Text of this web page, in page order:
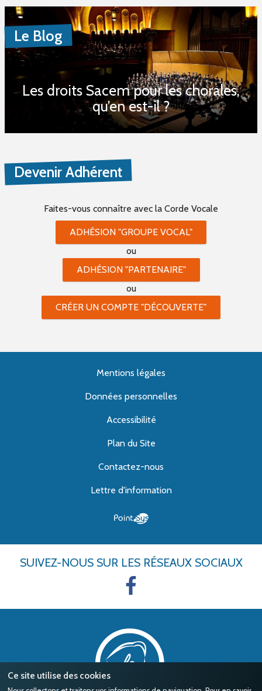
Ce site utilise des cookies
Le Blog
Les droits Sacem pour les chorales,
qu’en est-il ?
Devenir Adhérent
Faites-vous connaître avec la Corde Vocale
ADHÉSION "GROUPE VOCAL"
ou
ADHÉSION "PARTENAIRE"
ou
CRÉER UN COMPTE "DÉCOUVERTE"
Mentions légales
Données personnelles
Accessibilité
Plan du Site
Contactez-nous
Lettre d'information
SUIVEZ-NOUS SUR LES RÉSEAUX SOCIAUX